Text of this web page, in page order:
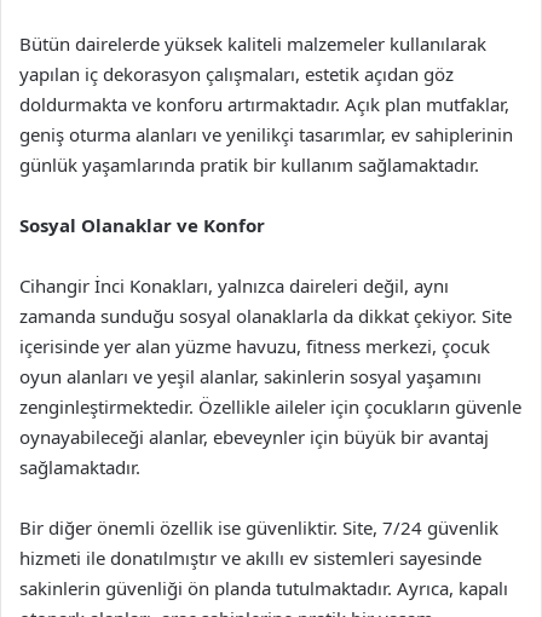
Bütün dairelerde yüksek kaliteli malzemeler kullanılarak
yapılan iç dekorasyon çalışmaları, estetik açıdan göz
doldurmakta ve konforu artırmaktadır. Açık plan mutfaklar,
geniş oturma alanları ve yenilikçi tasarımlar, ev sahiplerinin
günlük yaşamlarında pratik bir kullanım sağlamaktadır.
Sosyal Olanaklar ve Konfor
Cihangir İnci Konakları, yalnızca daireleri değil, aynı
zamanda sunduğu sosyal olanaklarla da dikkat çekiyor. Site
içerisinde yer alan yüzme havuzu, fitness merkezi, çocuk
oyun alanları ve yeşil alanlar, sakinlerin sosyal yaşamını
zenginleştirmektedir. Özellikle aileler için çocukların güvenle
oynayabileceği alanlar, ebeveynler için büyük bir avantaj
sağlamaktadır.
Bir diğer önemli özellik ise güvenliktir. Site, 7/24 güvenlik
hizmeti ile donatılmıştır ve akıllı ev sistemleri sayesinde
sakinlerin güvenliği ön planda tutulmaktadır. Ayrıca, kapalı